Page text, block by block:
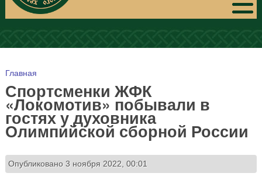
Вы здесь
Главная
Спортсменки ЖФК
«Локомотив» побывали в
гостях у духовника
Олимпийской сборной России
Опубликовано 3 ноября 2022, 00:01